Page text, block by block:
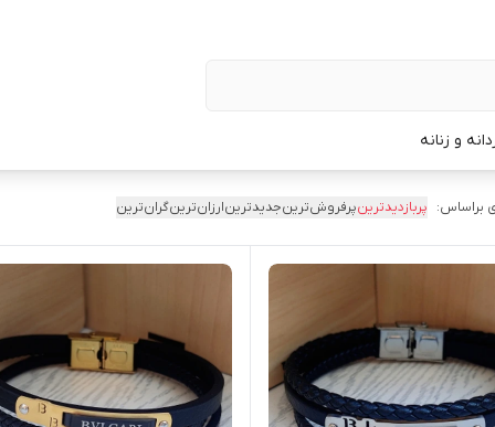
و زنانه
براساس: پربازدیدترینپرفروش‌ترینجدیدترینارزان‌ترینگران‌ترین